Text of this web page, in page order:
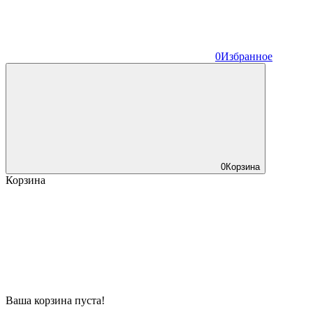
0Избранное
0Корзина
Корзина
Ваша корзина пуста!